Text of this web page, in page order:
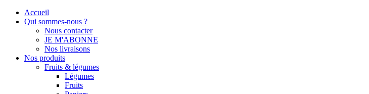
Accueil
Qui sommes-nous ?
Nous contacter
JE M'ABONNE
Nos livraisons
Nos produits
Fruits & légumes
Légumes
Fruits